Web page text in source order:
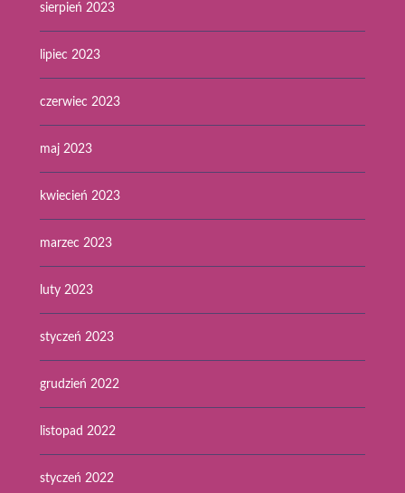
sierpień 2023
lipiec 2023
czerwiec 2023
maj 2023
kwiecień 2023
marzec 2023
luty 2023
styczeń 2023
grudzień 2022
listopad 2022
styczeń 2022